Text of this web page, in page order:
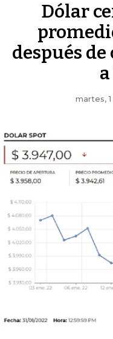
Dólar
después de
martes,